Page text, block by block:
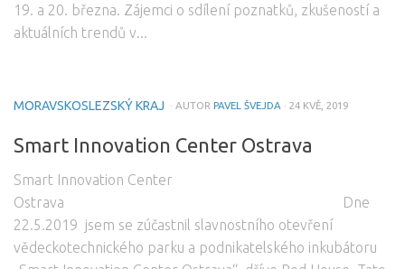
19. a 20. března. Zájemci o sdílení poznatků, zkušeností a
aktuálních trendů v...
MORAVSKOSLEZSKÝ KRAJ · AUTOR PAVEL ŠVEJDA · 24 KVĚ, 2019
Smart Innovation Center Ostrava
Smart Innovation Center
Ostrava Dne
22.5.2019 jsem se zúčastnil slavnostního otevření
vědeckotechnického parku a podnikatelského inkubátoru